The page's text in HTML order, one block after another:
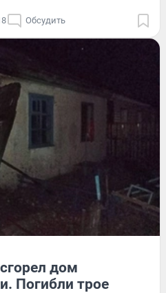
Обсудить
дом
Погибли трое